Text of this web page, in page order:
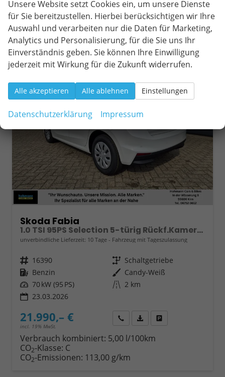
Verbrauch kombiniert:5,00 l/100km
CO2 -Klasse: C
CO2-Emissionen:113,00 g/km
ab 201,– € mtl.
Skoda Fabia
1.0 TSI 95PS Selection 5-türig Rückf.Kamera Parksensoren Sitzheizung Multifunktionslenkrad Klima Skoda-Radio Bluetooth Touchscreen Tempomat Nebelsch. Apple CarPlay + Android Auto
unverbindliche Lieferzeit: 10 Tage Fahrzeug mit Tageszulassung
Fahrzeugnr. 16390 Getriebe Schaltgetriebe
Kraftstoff Benzin Außenfarbe Candy-Weiß
Leistung 70 kW (95 PS) Kilometerstand 2 km
23.03.2026
21.990,– €
incl. 19% MwSt.
Wir rufen Sie anFahrzeugexposé (PDF)
Verbrauch kombiniert: 5,00 l/100km
CO2-Klasse: C
CO2-Emissionen: 113,00 g/km
Unsere Website setzt Cookies ein, um unsere Dienste
für Sie bereitzustellen. Hierbei berücksichtigen wir Ihre
Auswahl und verarbeiten nur die Daten für Marketing,
Analytics und Personalisierung, für die Sie uns Ihr
Einverständnis geben. Sie können Ihre Einwilligung
jederzeit mit Wirkung für die Zukunft widerrufen.
Alle akzeptieren Alle ablehnen Einstellungen
Datenschutzerklärung Impressum